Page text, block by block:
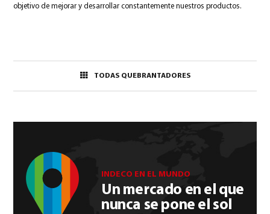
objetivo de mejorar y desarrollar constantemente nuestros productos.
TODAS QUEBRANTADORES
INDECO EN EL MUNDO
Un mercado en el que
nunca se pone el sol